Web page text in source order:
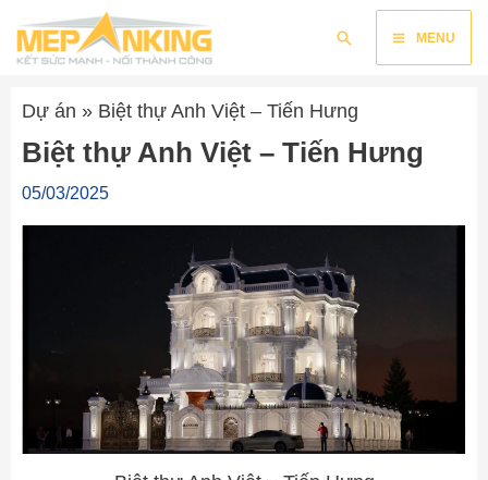
nội
Tìm
Main
MENU
Dự án » Biệt thự Anh Việt – Tiến Hưng
Biệt thự Anh Việt – Tiến Hưng
05/03/2025